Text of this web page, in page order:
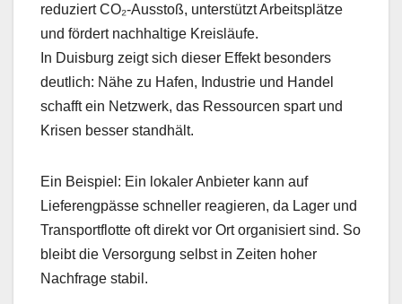
reduziert CO₂-Ausstoß, unterstützt Arbeitsplätze
und fördert nachhaltige Kreisläufe.
In Duisburg zeigt sich dieser Effekt besonders
deutlich: Nähe zu Hafen, Industrie und Handel
schafft ein Netzwerk, das Ressourcen spart und
Krisen besser standhält.
Ein Beispiel: Ein lokaler Anbieter kann auf
Lieferengpässe schneller reagieren, da Lager und
Transportflotte oft direkt vor Ort organisiert sind. So
bleibt die Versorgung selbst in Zeiten hoher
Nachfrage stabil.